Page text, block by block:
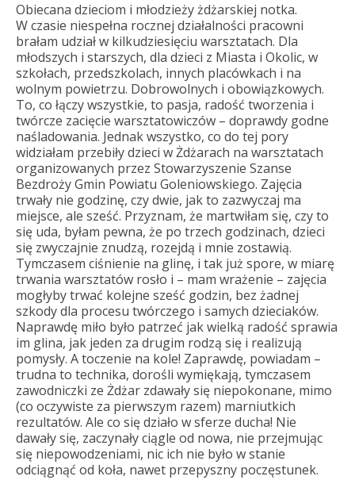
Obiecana dzieciom i młodzieży żdżarskiej notka.
W czasie niespełna rocznej działalności pracowni
brałam udział w kilkudziesięciu warsztatach. Dla
młodszych i starszych, dla dzieci z Miasta i Okolic, w
szkołach, przedszkolach, innych placówkach i na
wolnym powietrzu. Dobrowolnych i obowiązkowych.
To, co łączy wszystkie, to pasja, radość tworzenia i
twórcze zacięcie warsztatowiczów – doprawdy godne
naśladowania. Jednak wszystko, co do tej pory
widziałam przebiły dzieci w Żdżarach na warsztatach
organizowanych przez Stowarzyszenie Szanse
Bezdroży Gmin Powiatu Goleniowskiego. Zajęcia
trwały nie godzinę, czy dwie, jak to zazwyczaj ma
miejsce, ale sześć. Przyznam, że martwiłam się, czy to
się uda, byłam pewna, że po trzech godzinach, dzieci
się zwyczajnie znudzą, rozejdą i mnie zostawią.
Tymczasem ciśnienie na glinę, i tak już spore, w miarę
trwania warsztatów rosło i – mam wrażenie – zajęcia
mogłyby trwać kolejne sześć godzin, bez żadnej
szkody dla procesu twórczego i samych dzieciaków.
Naprawdę miło było patrzeć jak wielką radość sprawia
im glina, jak jeden za drugim rodzą się i realizują
pomysły. A toczenie na kole! Zaprawdę, powiadam –
trudna to technika, dorośli wymiękają, tymczasem
zawodniczki ze Żdżar zdawały się niepokonane, mimo
(co oczywiste za pierwszym razem) marniutkich
rezultatów. Ale co się działo w sferze ducha! Nie
dawały się, zaczynały ciągle od nowa, nie przejmując
się niepowodzeniami, nic ich nie było w stanie
odciągnąć od koła, nawet przepyszny poczęstunek.